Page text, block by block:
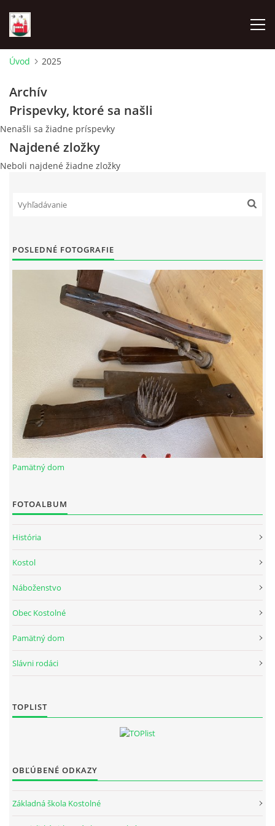
NAŠA OBEC
OBECNÝ ÚRAD
ZÁKLADNÁ ŠKOLA KOSTOLNÉ
FIRMY A SLUŽBY
ŽIVOT V OBCI
SMÚTOČNÉ OZNÁMENIA
KULTÚRA A SPOLOČENSKÉ DIANIE
ZAUJÍMAVOSTI
ŽIVOTNÉ PROSTREDIE
© 2026 eStránky.sk|Aktualizované 23. 1. 2025
Úvod 2025
Archív
Prispevky, ktoré sa našli
Nenašli sa žiadne príspevky
Najdené zložky
Neboli najdené žiadne zložky
POSLEDNÉ FOTOGRAFIE
Pamätný dom
FOTOALBUM
História
Kostol
Náboženstvo
Obec Kostolné
Pamätný dom
Slávni rodáci
TOPLIST
OBĽÚBENÉ ODKAZY
Základná škola Kostolné